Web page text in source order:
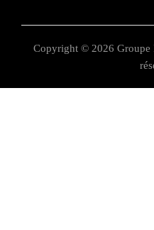
Copyright © 2026 Groupe